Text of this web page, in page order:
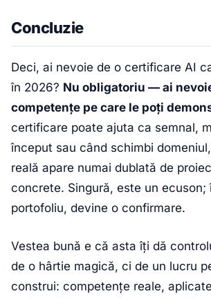
Concluzie
Deci, ai nevoie de o certificare AI
în 2026? Nu obligatoriu — ai
competențe pe care le poți
certificare poate ajuta ca semnal,
început sau când schimbi
reală apare numai dublată de
concrete. Singură, este un ecuson;
portofoliu, devine o confirmare.
Vestea bună e că asta îți dă
de o hârtie magică, ci de un lucru
construi: competențe reale,